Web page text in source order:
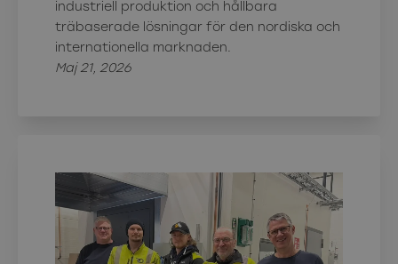
industriell produktion och hållbara
träbaserade lösningar för den nordiska och
internationella marknaden.
Maj 21, 2026